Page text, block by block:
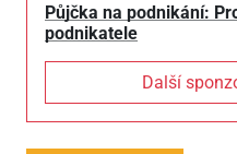
Půjčka na podnikání:
podnikatele
Další